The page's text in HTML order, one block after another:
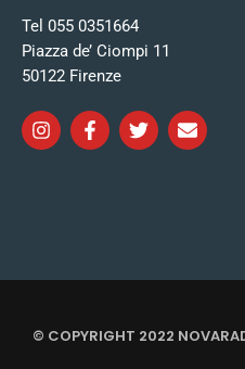
Tel 055 0351664
Piazza de’ Ciompi 11
50122 Firenze
© COPYRIGHT 2022